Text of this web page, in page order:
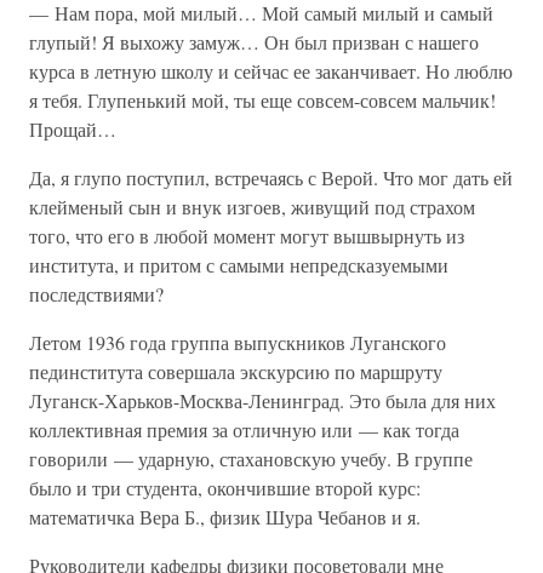
— Нам пора, мой милый… Мой самый милый и самый
глупый! Я выхожу замуж… Он был призван с нашего
курса в летную школу и сейчас ее заканчивает. Но люблю
я тебя. Глупенький мой, ты еще совсем-совсем мальчик!
Прощай…
Да, я глупо поступил, встречаясь с Верой. Что мог дать ей
клейменый сын и внук изгоев, живущий под страхом
того, что его в любой момент могут вышвырнуть из
института, и притом с самыми непредсказуемыми
последствиями?
Летом 1936 года группа выпускников Луганского
пединститута совершала экскурсию по маршруту
Луганск-Харьков-Москва-Ленинград. Это была для них
коллективная премия за отличную или — как тогда
говорили — ударную, стахановскую учебу. В группе
было и три студента, окончившие второй курс:
математичка Вера Б., физик Шура Чебанов и я.
Руководители кафедры физики посоветовали мне